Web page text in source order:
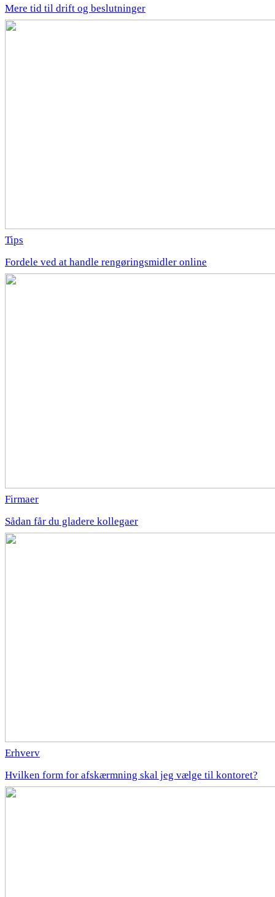
Mere tid til drift og beslutninger
Tips
Fordele ved at handle rengøringsmidler online
Firmaer
Sådan får du gladere kollegaer
Erhverv
Hvilken form for afskærmning skal jeg vælge til kontoret?